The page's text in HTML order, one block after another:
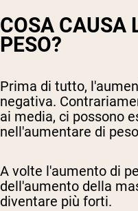
COSA CAUSA
PESO?
Prima di tutto,
negativa.
ai media, ci possono
nell'aumentare di
A volte l'aumento di
dell'aumento della
diventare più forti.